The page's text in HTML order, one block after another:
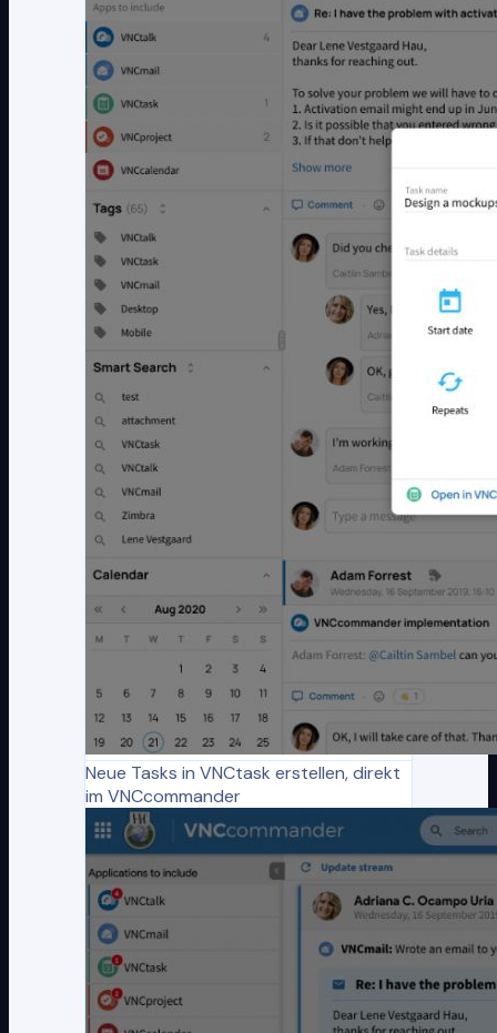
Neue Tasks in VNCtask erstellen, direkt
im VNCcommander